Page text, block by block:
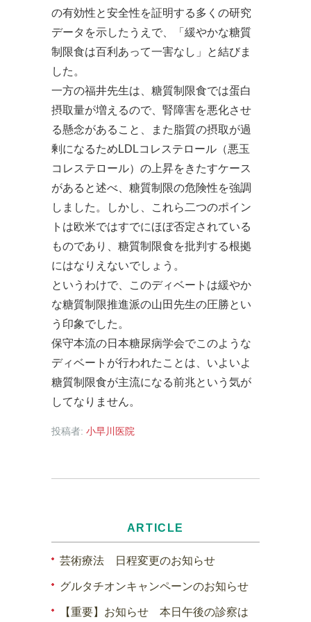
の有効性と安全性を証明する多くの研究
データを示したうえで、「緩やかな糖質
制限食は百利あって一害なし」と結びま
した。
一方の福井先生は、糖質制限食では蛋白
摂取量が増えるので、腎障害を悪化させ
る懸念があること、また脂質の摂取が過
剰になるためLDLコレステロール（悪玉
コレステロール）の上昇をきたすケース
があると述べ、糖質制限の危険性を強調
しました。しかし、これら二つのポイン
トは欧米ではすでにほぼ否定されている
ものであり、糖質制限食を批判する根拠
にはなりえないでしょう。
というわけで、このディベートは緩やか
な糖質制限推進派の山田先生の圧勝とい
う印象でした。
保守本流の日本糖尿病学会でこのような
ディベートが行われたことは、いよいよ
糖質制限食が主流になる前兆という気が
してなりません。
投稿者: 小早川医院
ARTICLE
芸術療法 日程変更のお知らせ
グルタチオンキャンペーンのお知らせ
【重要】お知らせ 本日午後の診察は